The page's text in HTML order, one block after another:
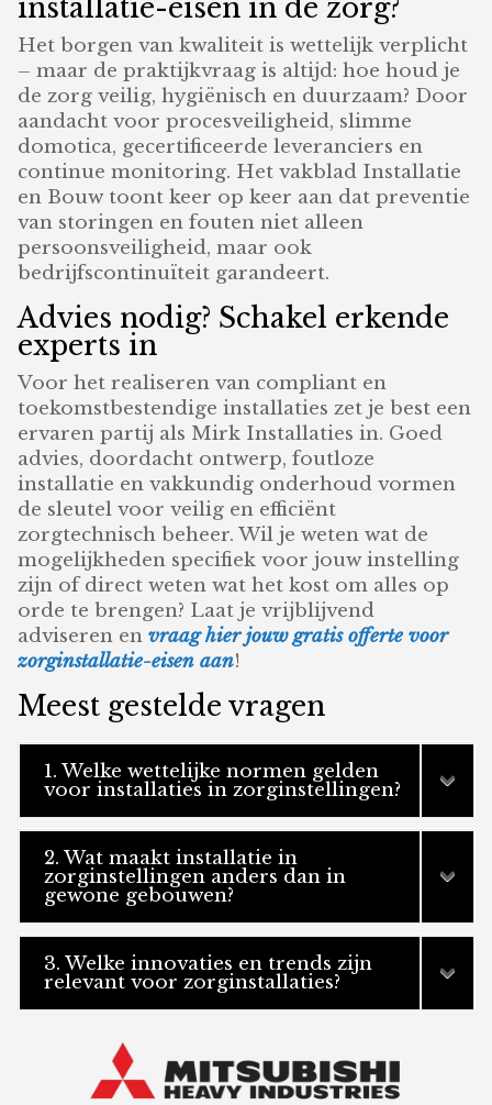
installatie-eisen in de zorg?
Het borgen van kwaliteit is wettelijk verplicht
– maar de praktijkvraag is altijd: hoe houd je
de zorg veilig, hygiënisch en duurzaam? Door
aandacht voor procesveiligheid, slimme
domotica, gecertificeerde leveranciers en
continue monitoring. Het vakblad Installatie
en Bouw toont keer op keer aan dat preventie
van storingen en fouten niet alleen
persoonsveiligheid, maar ook
bedrijfscontinuïteit garandeert.
Advies nodig? Schakel erkende
experts in
Voor het realiseren van compliant en
toekomstbestendige installaties zet je best een
ervaren partij als Mirk Installaties in. Goed
advies, doordacht ontwerp, foutloze
installatie en vakkundig onderhoud vormen
de sleutel voor veilig en efficiënt
zorgtechnisch beheer. Wil je weten wat de
mogelijkheden specifiek voor jouw instelling
zijn of direct weten wat het kost om alles op
orde te brengen? Laat je vrijblijvend
adviseren envraag hier jouw gratis offerte voor
zorginstallatie-eisen aan!
Meest gestelde vragen
1. Welke wettelijke normen gelden
voor installaties in zorginstellingen?
2. Wat maakt installatie in
zorginstellingen anders dan in
gewone gebouwen?
3. Welke innovaties en trends zijn
relevant voor zorginstallaties?